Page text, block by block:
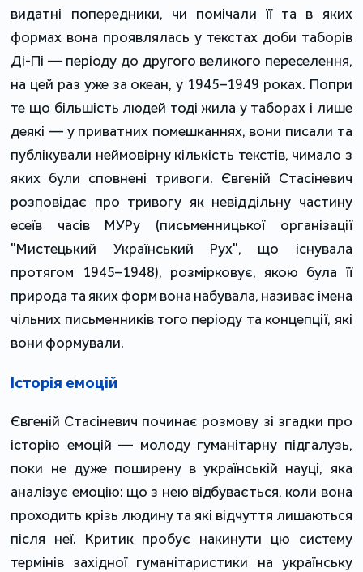
видатні попередники, чи помічали її та в яких
формах вона проявлялась у текстах доби таборів
Ді-Пі — періоду до другого великого переселення,
на цей раз уже за океан, у 1945–1949 роках. Попри
те що більшість людей тоді жила у таборах і лише
деякі — у приватних помешканнях, вони писали та
публікували неймовірну кількість текстів, чимало з
яких були сповнені тривоги. Євгеній Стасіневич
розповідає про тривогу як невіддільну частину
есеїв часів МУРу (письменницької організації
"Мистецький Український Рух", що існувала
протягом 1945–1948), розмірковує, якою була її
природа та яких форм вона набувала, називає імена
чільних письменників того періоду та концепції, які
вони формували.
Історія емоцій
Євгеній Стасіневич починає розмову зі згадки про
історію емоцій — молоду гуманітарну підгалузь,
поки не дуже поширену в українській науці, яка
аналізує емоцію: що з нею відбувається, коли вона
проходить крізь людину та які відчуття лишаються
після неї. Критик пробує накинути цю систему
термінів західної гуманітаристики на українську